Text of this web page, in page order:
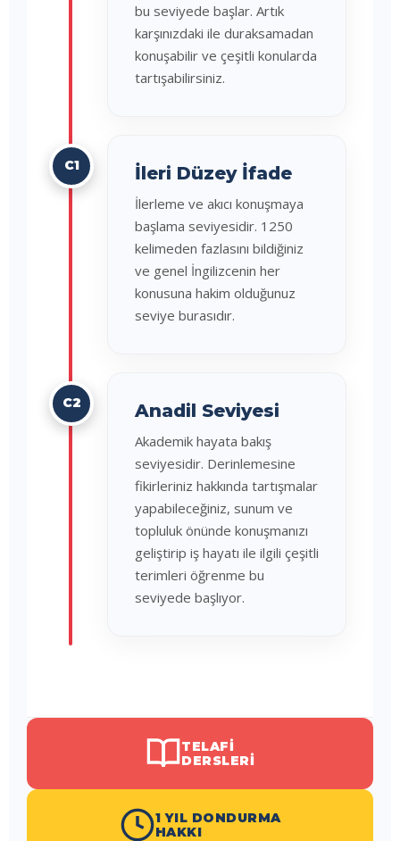
bu seviyede başlar. Artık
karşınızdaki ile duraksamadan
konuşabilir ve çeşitli konularda
tartışabilirsiniz.
C1 İleri Düzey İfade
İlerleme ve akıcı konuşmaya
başlama seviyesidir. 1250
kelimeden fazlasını bildiğiniz
ve genel İngilizcenin her
konusuna hakim olduğunuz
seviye burasıdır.
C2 Anadil Seviyesi
Akademik hayata bakış
seviyesidir. Derinlemesine
fikirleriniz hakkında tartışmalar
yapabileceğiniz, sunum ve
topluluk önünde konuşmanızı
geliştirip iş hayatı ile ilgili çeşitli
terimleri öğrenme bu
seviyede başlıyor.
TELAFI
DERSLERI
1 YIL DONDURMA
HAKKI